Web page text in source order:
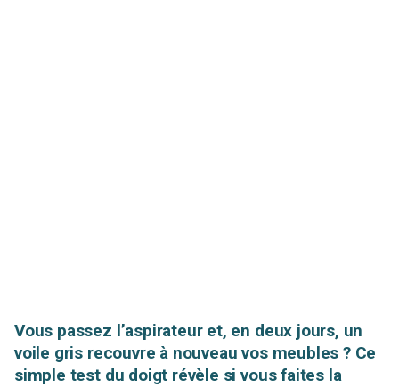
Vous passez l’aspirateur et, en deux jours, un
voile gris recouvre à nouveau vos meubles ? Ce
simple test du doigt révèle si vous faites la